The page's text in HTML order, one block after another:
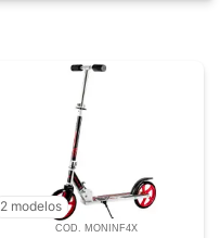
2 modelos
COD. MONINF4X